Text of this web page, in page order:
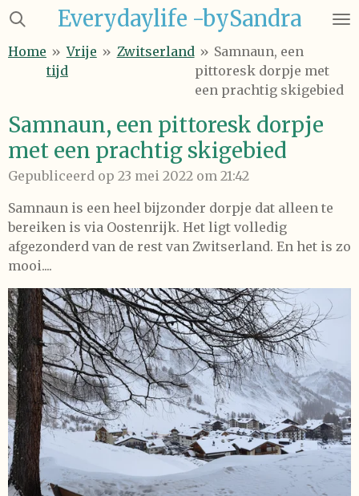
Ga
naar
Everydaylife -bySandra
Home » Vrije
tijd
» Zwitserland » Samnaun, een
pittoresk dorpje met
een prachtig skigebied
Samnaun, een pittoresk dorpje
met een prachtig skigebied
Gepubliceerd op 23 mei 2022 om 21:42
Samnaun is een heel bijzonder dorpje dat alleen te
bereiken is via Oostenrijk. Het ligt volledig
afgezonderd van de rest van Zwitserland. En het is zo
mooi....